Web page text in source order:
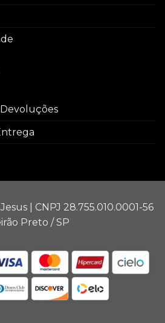
| CNPJ 28.755.010.0001-56
Preto / SP